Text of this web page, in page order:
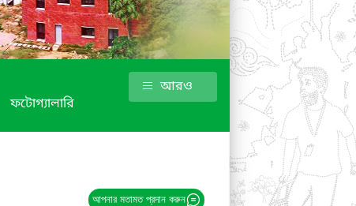
ফটোগ্যালারি
আরও
আপনার মতামত প্রদান করুন